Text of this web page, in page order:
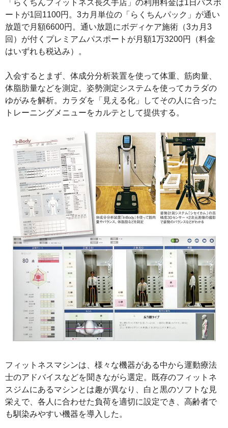
「らくちんフィットネス長久手店」の利用料金は1日パスポ
ートが1回1100円。3カ月単位の「らくちんパック」が通い
放題で月額6600円。通い放題にボディケア施術（3カ月3
回）が付くプレミアムパスポートが月額1万3200円（料金
はいずれも税込み）。
入会するとまず、体成分分析装置を使って体重、筋肉量、
体脂肪量などを測定。姿勢測定システムを使ってカラダの
ゆがみを解析。カラダを「見える化」してその人に合った
トレーニングメニューをカルテとして提供する。
フィットネスマシンは、様々な機器がある中から運動療法
士のアドバイスなどを聞きながら選定。既存のフィットネ
スジムにあるマシンとは趣が異なり、白と黒のソフトな見
栄えで、各人に合わせた負荷を適切に設定でき、高齢者で
も馴染みやすい機器を導入した。